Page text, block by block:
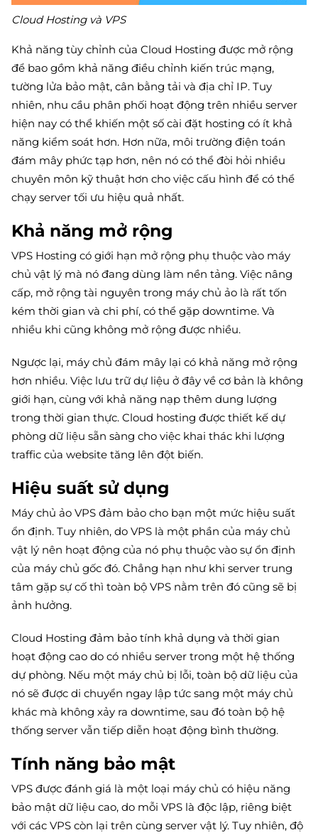
Cloud Hosting và VPS
Khả năng tùy chỉnh của Cloud Hosting được mở rộng
để bao gồm khả năng điều chỉnh kiến ​​trúc mạng,
tường lửa bảo mật, cân bằng tải và địa chỉ IP. Tuy
nhiên, nhu cầu phân phối hoạt động trên nhiều server
hiện nay có thể khiến một số cài đặt hosting có ít khả
năng kiểm soát hơn. Hơn nữa, môi trường điện toán
đám mây phức tạp hơn, nên nó có thể đòi hỏi nhiều
chuyên môn kỹ thuật hơn cho việc cấu hình để có thể
chạy server tối ưu hiệu quả nhất.
Khả năng mở rộng
VPS Hosting có giới hạn mở rộng phụ thuộc vào máy
chủ vật lý mà nó đang dùng làm nền tảng. Việc nâng
cấp, mở rộng tài nguyên trong máy chủ ảo là rất tốn
kém thời gian và chi phí, có thể gặp downtime. Và
nhiều khi cũng không mở rộng được nhiều.
Ngược lại, máy chủ đám mây lại có khả năng mở rộng
hơn nhiều. Việc lưu trữ dự liệu ở đây về cơ bản là không
giới hạn, cùng với khả năng nạp thêm dung lượng
trong thời gian thực. Cloud hosting được thiết kế dự
phòng dữ liệu sẵn sàng cho việc khai thác khi lượng
traffic của website tăng lên đột biến.
Hiệu suất sử dụng
Máy chủ ảo VPS đảm bảo cho bạn một mức hiệu suất
ổn định. Tuy nhiên, do VPS là một phần của máy chủ
vật lý nên hoạt động của nó phụ thuộc vào sự ổn định
của máy chủ gốc đó. Chẳng hạn như khi server trung
tâm gặp sự cố thì toàn bộ VPS nằm trên đó cũng sẽ bị
ảnh hưởng.
Cloud Hosting đảm bảo tính khả dụng và thời gian
hoạt động cao do có nhiều server trong một hệ thống
dự phòng. Nếu một máy chủ bị lỗi, toàn bộ dữ liệu của
nó sẽ được di chuyển ngay lập tức sang một máy chủ
khác mà không xảy ra downtime, sau đó toàn bộ hệ
thống server vẫn tiếp diễn hoạt động bình thường.
Tính năng bảo mật
VPS được đánh giá là một loại máy chủ có hiệu năng
bảo mật dữ liệu cao, do mỗi VPS là độc lập, riêng biệt
với các VPS còn lại trên cùng server vật lý. Tuy nhiên, độ